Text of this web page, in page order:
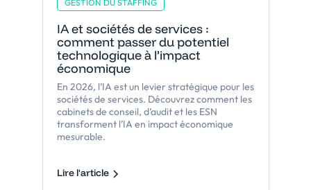
GESTION DU STAFFING
IA et sociétés de services :
comment passer du potentiel
technologique à l’impact
économique
En 2026, l’IA est un levier stratégique pour les
sociétés de services. Découvrez comment les
cabinets de conseil, d’audit et les ESN
transforment l’IA en impact économique
mesurable.
Lire l'article